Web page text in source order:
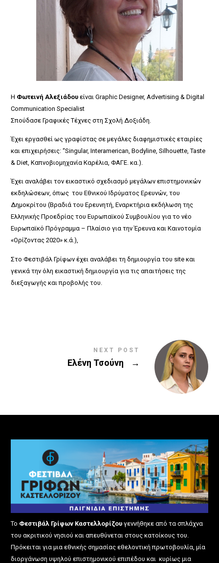
Η Φωτεινή Αλεξιάδου είναι Graphic Designer, Advertising & Digital
Communication Specialist
Σπούδασε Γραφικές Τέχνες στη Σχολή Δοξιάδη.
Έχει εργασθεί ως γραφίστας σε μεγάλες διαφημιστικές εταιρίες
και επιχειρήσεις: “Singular, Interamerican, Bodyline, Silhouette, Taste
& Diet, Καπνοβιομηχανία Καρέλια, ΦΑΓΕ. κα.).
Έχει αναλάβει τον εικαστικό σχεδιασμό μεγάλων επιστημονικών
εκδηλώσεων, όπως του Εθνικού Ιδρύματος Ερευνών, του
Δημοκρίτου (Βραδιά του Ερευνητή, Εναρκτήρια εκδήλωση της
Ελληνικής Προεδρίας του Ευρωπαϊκού Συμβουλίου για το νέο
Ευρωπαϊκό Πρόγραμμα – Πλαίσιο για την Έρευνα και Καινοτομία
«Ορίζοντας 2020» κ.ά.),
Στο Φεστιβάλ Γρίφων έχει αναλάβει τη δημιουργία του site και
γενικά την όλη εικαστική δημιουργία για τις απαιτήσεις της
διεξαγωγής και προβολής του.
NEXT POST
Ελένη Τσούνη →
Το Φεστιβάλ Γρίφων Καστελλορίζου γεννήθηκε από τα σπλάχνα
του ακριτικού νησιού και απευθύνεται στους κατοίκους του.
Πρόκειται για μια εθνικής σημασίας εθελοντική πρωτοβουλία, μία
διοργάνωση υψηλού επιστημονικού επιπέδου και κυρίως μια